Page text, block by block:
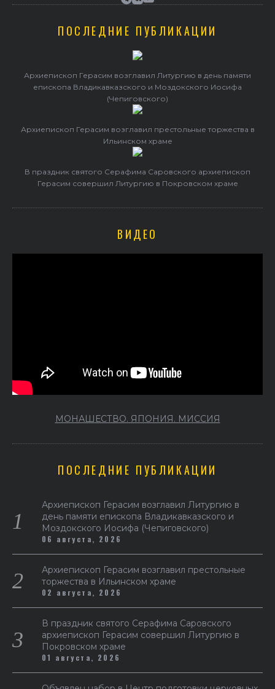
ПОСЛЕДНИЕ ПУБЛИКАЦИИ
Архиепископ Герасим возглавил Литургию в день памяти
епископа Владикавказского и Моздокского Иосифа
(Чепиговского)
Архиепископ Герасим возглавил престольные торжества в
Ильинском храме
В праздник святого Серафима Саровского архиепископ
Герасим совершил Литургию в Покровском храме
ВИДЕО
МОНАШЕСТВО. ЯПОНИЯ. МИССИЯ
ПОСЛЕДНИЕ ПУБЛИКАЦИИ
Архиепископ Герасим возглавил Литургию в
день памяти епископа Владикавказского и
Моздокского Иосифа (Чепиговского)
06 августа, 2026
Архиепископ Герасим возглавил престольные
торжества в Ильинском храме
02 августа, 2026
В праздник святого Серафима Саровского
архиепископ Герасим совершил Литургию в
Покровском храме
01 августа, 2026